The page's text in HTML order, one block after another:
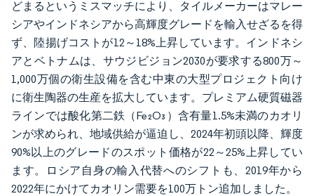
どまるというミスマッチにより、タイルメーカーはマレー
シアやインドネシアから高輝度グレードを輸入せざるを得
ず、陸揚げコストが12～18%上昇しています。インドネシ
アとベトナムは、サウジビジョン2030が要求する800万～
1,000万個の衛生設備を含む中東の大型プロジェクト向け
に衛生陶器の生産を拡大しています。プレミアム硬質磁器
ラインでは酸化第二鉄（Fe₂O₃）含有量1.5%未満のカオリ
ンが求められ、地域供給が逼迫し、2024年初頭以降、輝度
90%以上のグレードのスポット価格が22～25%上昇してい
ます。ロシア自身の輸入代替へのシフトも、2019年から
2022年にかけてカオリン需要を100万トン追加しました。